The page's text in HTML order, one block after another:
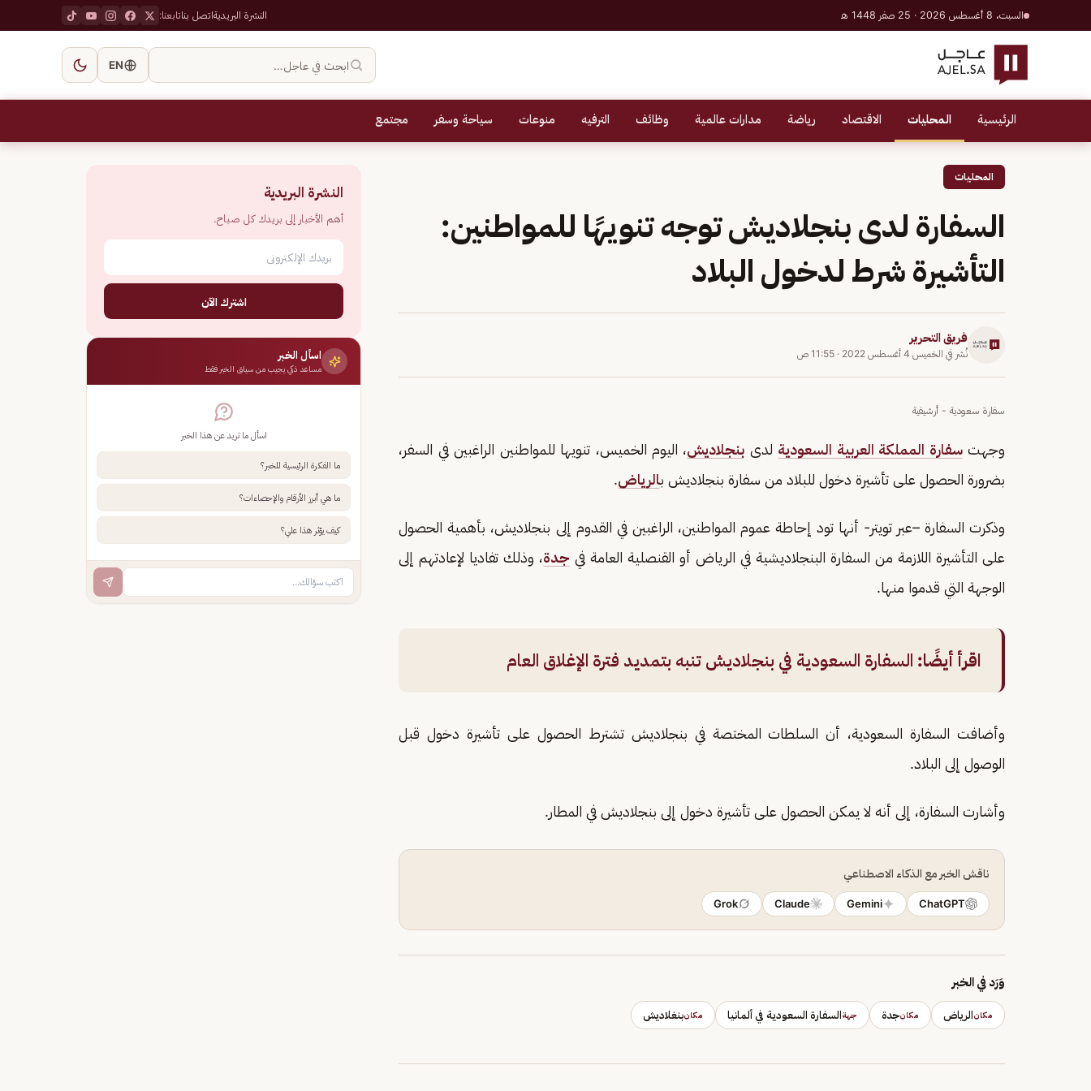
السبت، 8 أغسطس 2026 · 25 صفر 1448 هـ النشرة البريديةاتصل بناتابعنا:
ابحث في عاجل… EN
الرئيسية المحليات الاقتصاد رياضة مدارات عالمية وظائف الترفيه منوعات سياحة وسفر مجتمع
المحليات
السفارة لدى بنجلاديش توجه تنويهًا للمواطنين:
التأشيرة شرط لدخول البلاد
فريق التحرير
نُشر في الخميس 4 أغسطس 2022 · 11:55 ص
سفارة سعودية - أرشيفية
وجهتسفارة المملكة العربية السعودية لدى بنجلاديش، اليوم الخميس، تنويها للمواطنين الراغبين في السفر،
بضرورة الحصول على تأشيرة دخول للبلاد من سفارة بنجلاديش بالرياض.
وذكرت السفارة –عبر تويتر- أنها تود إحاطة عموم المواطنين، الراغبين في القدوم إلى بنجلاديش، بأهمية الحصول
على التأشيرة اللازمة من السفارة البنجلاديشية في الرياض أو القنصلية العامة في جدة، وذلك تفاديا لإعادتهم إلى
الوجهة التي قدموا منها.
اقرأ أيضًا: السفارة السعودية في بنجلاديش تنبه بتمديد فترة الإغلاق العام
وأضافت السفارة السعودية، أن السلطات المختصة في بنجلاديش تشترط الحصول على تأشيرة دخول قبل
الوصول إلى البلاد.
وأشارت السفارة، إلى أنه لا يمكن الحصول على تأشيرة دخول إلى بنجلاديش في المطار.
ناقش الخبر مع الذكاء الاصطناعي
ChatGPT
Gemini
Claude
Grok
وَرَد في الخبر
مكانالرياض مكانجدة جهةالسفارة السعودية في ألمانيا مكانبنغلاديش
النشرة البريدية
أهم الأخبار إلى بريدك كل صباح.
اشترك الآن
اسأل الخبر
مساعد ذكي يجيب من سياق الخبر فقط
اسأل ما تريد عن هذا الخبر
ما الفكرة الرئيسية للخبر؟
ما هي أبرز الأرقام والإحصاءات؟
كيف يؤثر هذا علي؟